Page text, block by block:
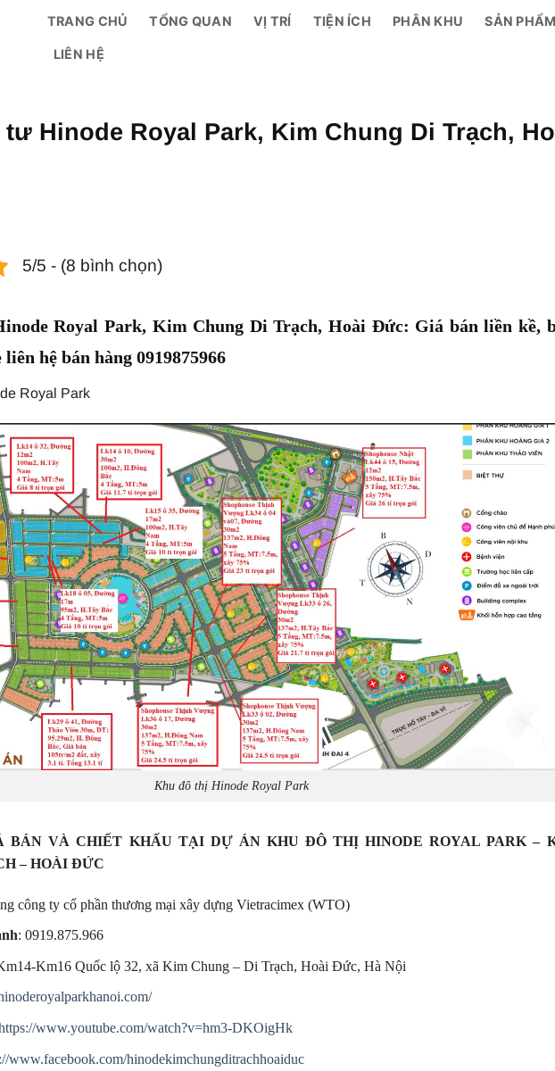
TRANG CHỦ TỔNG QUAN VỊ TRÍ TIỆN ÍCH PHÂN KHU SẢN
LIÊN HỆ
tư Hinode Royal Park, Kim Chung Di Trạch,
5/5 - (8 bình chọn)
Royal Park, Kim Chung Di Trạch, Hoài Đức: Giá bán liền kề,
hệ bán hàng 0919875966
Royal Park
Khu đô thị Hinode Royal Park
BÁN VÀ CHIẾT KHẤU TẠI DỰ ÁN KHU ĐÔ THỊ HINODE ROYAL PARK –
– HOÀI ĐỨC
công ty cổ phần thương mại xây dựng Vietracimex (WTO)
: 0919.875.966
Km16 Quốc lộ 32, xã Kim Chung – Di Trạch, Hoài Đức, Hà Nội
www.youtube.com/watch?v=hm3-DKOigHk
www.facebook.com/hinodekimchungditrachhoaiduc